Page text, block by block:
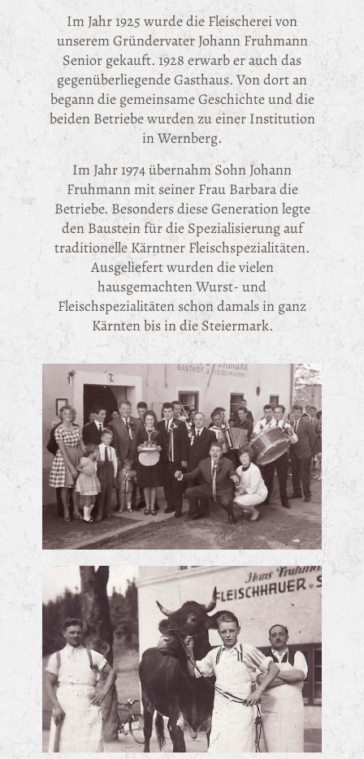
Im Jahr 1925 wurde die Fleischerei von
unserem Gründervater Johann Fruhmann
Senior gekauft. 1928 erwarb er auch das
gegenüberliegende Gasthaus. Von dort an
begann die gemeinsame Geschichte und die
beiden Betriebe wurden zu einer Institution
in Wernberg.
Im Jahr 1974 übernahm Sohn Johann
Fruhmann mit seiner Frau Barbara die
Betriebe. Besonders diese Generation legte
den Baustein für die Spezialisierung auf
traditionelle Kärntner Fleischspezialitäten.
Ausgeliefert wurden die vielen
hausgemachten Wurst- und
Fleischspezialitäten schon damals in ganz
Kärnten bis in die Steiermark.